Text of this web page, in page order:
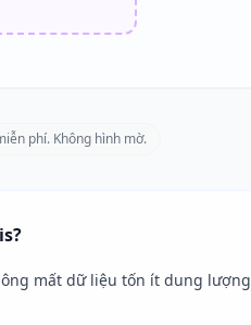
phí. Không hình mờ.
mất dữ liệu tốn ít dung lượng